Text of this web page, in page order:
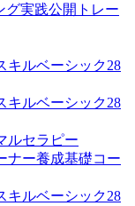
グ実践公開トレー
キルベーシック28
キルベーシック28
ルセラピー
ナー養成基礎コー
キルベーシック28